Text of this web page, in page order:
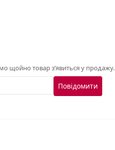
щойно товар з’явиться у продажу.
Повідомити